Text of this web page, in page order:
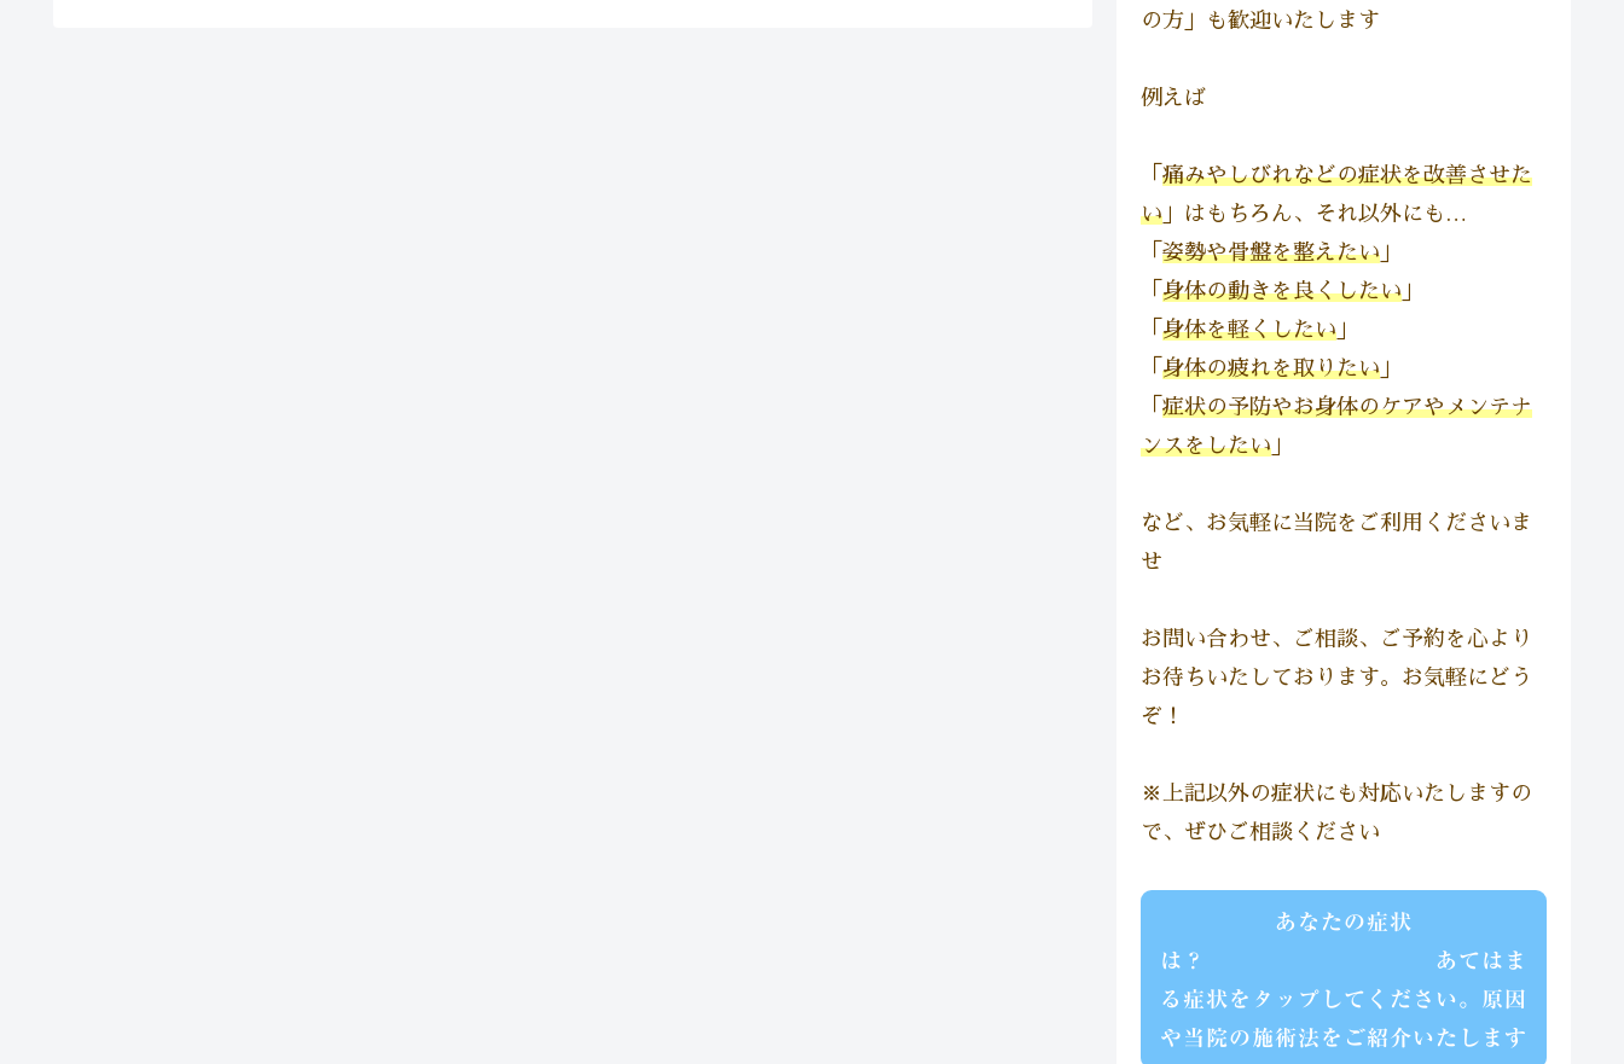
の方」も歓迎いたします
例えば
「 痛みやしびれなどの症状を改善させた
い 」はもちろん、それ以外にも…
「 姿勢や骨盤を整えたい 」
「 身体の動きを良くしたい 」
「 身体を軽くしたい 」
「 身体の疲れを取りたい 」
「 症状の予防やお身体のケアやメンテナ
ンスをしたい 」
など、お気軽に当院をご利用くださいま
せ
お問い合わせ、ご相談、ご予約を心より
お待ちいたしております。お気軽にどう
ぞ！
※上記以外の症状にも対応いたしますの
で、ぜひご相談ください
あなたの症状
は？ あてはま
る症状をタップしてください。原因
や当院の施術法をご紹介いたします